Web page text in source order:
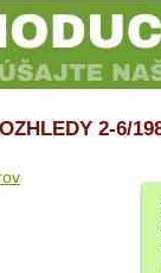
2-6/